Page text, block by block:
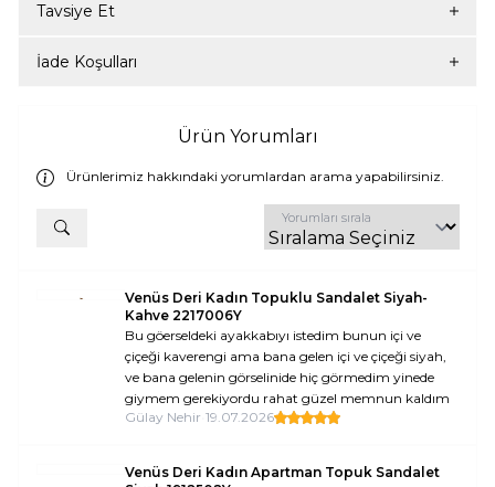
Tavsiye Et
İade Koşulları
Ürün Yorumları
Ürünlerimiz hakkındaki yorumlardan arama yapabilirsiniz.
Yorumları sırala
Venüs Deri Kadın Topuklu Sandalet Siyah-
Kahve 2217006Y
Bu göerseldeki ayakkabıyı istedim bunun içi ve
çiçeği kaverengi ama bana gelen içi ve çiçeği siyah,
ve bana gelenin görselinide hiç görmedim yinede
giymem gerekiyordu rahat güzel memnun kaldım
Gülay Nehir 19.07.2026
Venüs Deri Kadın Apartman Topuk Sandalet